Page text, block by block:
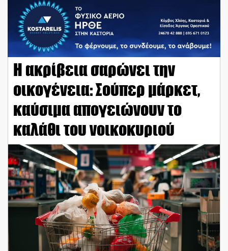
Η ακρίβεια σαρώνει την
οικογένεια: Σούπερ μάρκετ,
καύσιμα απογειώνουν το
καλάθι του νοικοκυριού